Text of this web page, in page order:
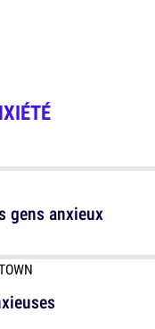
gens anxieux